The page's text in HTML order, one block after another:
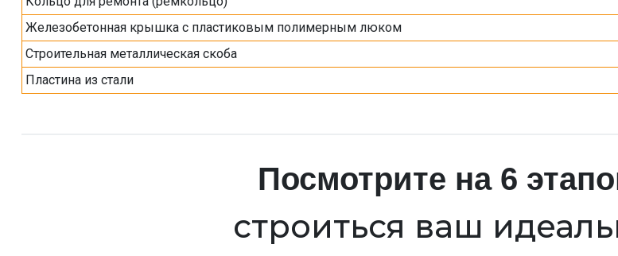
Железобетонная крышка с пластиковым полимерным люком
Строительная металлическая скоба
Пластина из стали
Посмотрите на 6
строиться ваш